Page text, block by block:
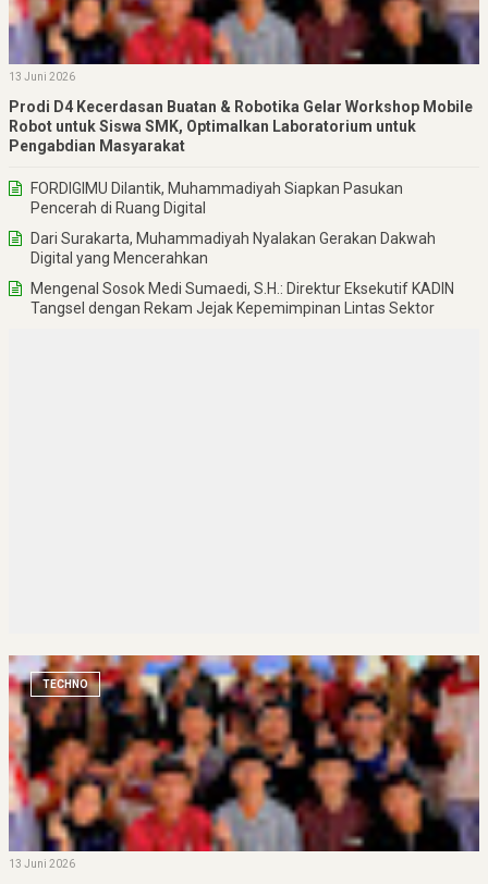
13 Juni 2026
Prodi D4 Kecerdasan Buatan & Robotika Gelar Workshop Mobile
Robot untuk Siswa SMK, Optimalkan Laboratorium untuk
Pengabdian Masyarakat
FORDIGIMU Dilantik, Muhammadiyah Siapkan Pasukan
Pencerah di Ruang Digital
Dari Surakarta, Muhammadiyah Nyalakan Gerakan Dakwah
Digital yang Mencerahkan
Mengenal Sosok Medi Sumaedi, S.H.: Direktur Eksekutif KADIN
Tangsel dengan Rekam Jejak Kepemimpinan Lintas Sektor
TECHNO
13 Juni 2026